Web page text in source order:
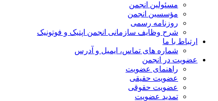
مسئولین انجمن
مؤسسین انجمن
روزنامه رسمی
شرح وظایف سازمانی انجمن اپتیک و فوتونیک
ارتباط با ما
شماره های تماس، ایمیل و آدرس
عضویت در انجمن
راهنمای عضویت
عضویت حقیقی
عضویت حقوقی
تمدید عضویت